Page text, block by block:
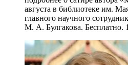
августа в библиотеке им.
главного научного
М. А. Булгакова. Бесплатно.